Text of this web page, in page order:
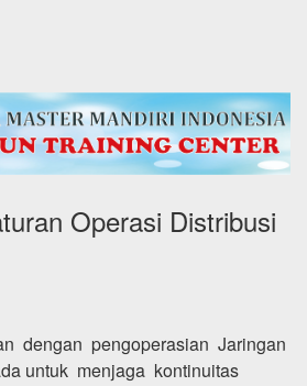
Operasi Distribusi
dengan pengoperasian Jaringan
untuk menjaga kontinuitas